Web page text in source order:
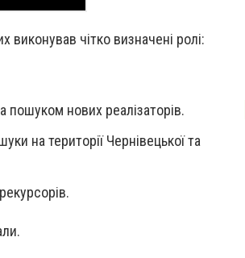
виконував чітко визначені ролі:
пошуком нових реалізаторів.
на території Чернівецької та